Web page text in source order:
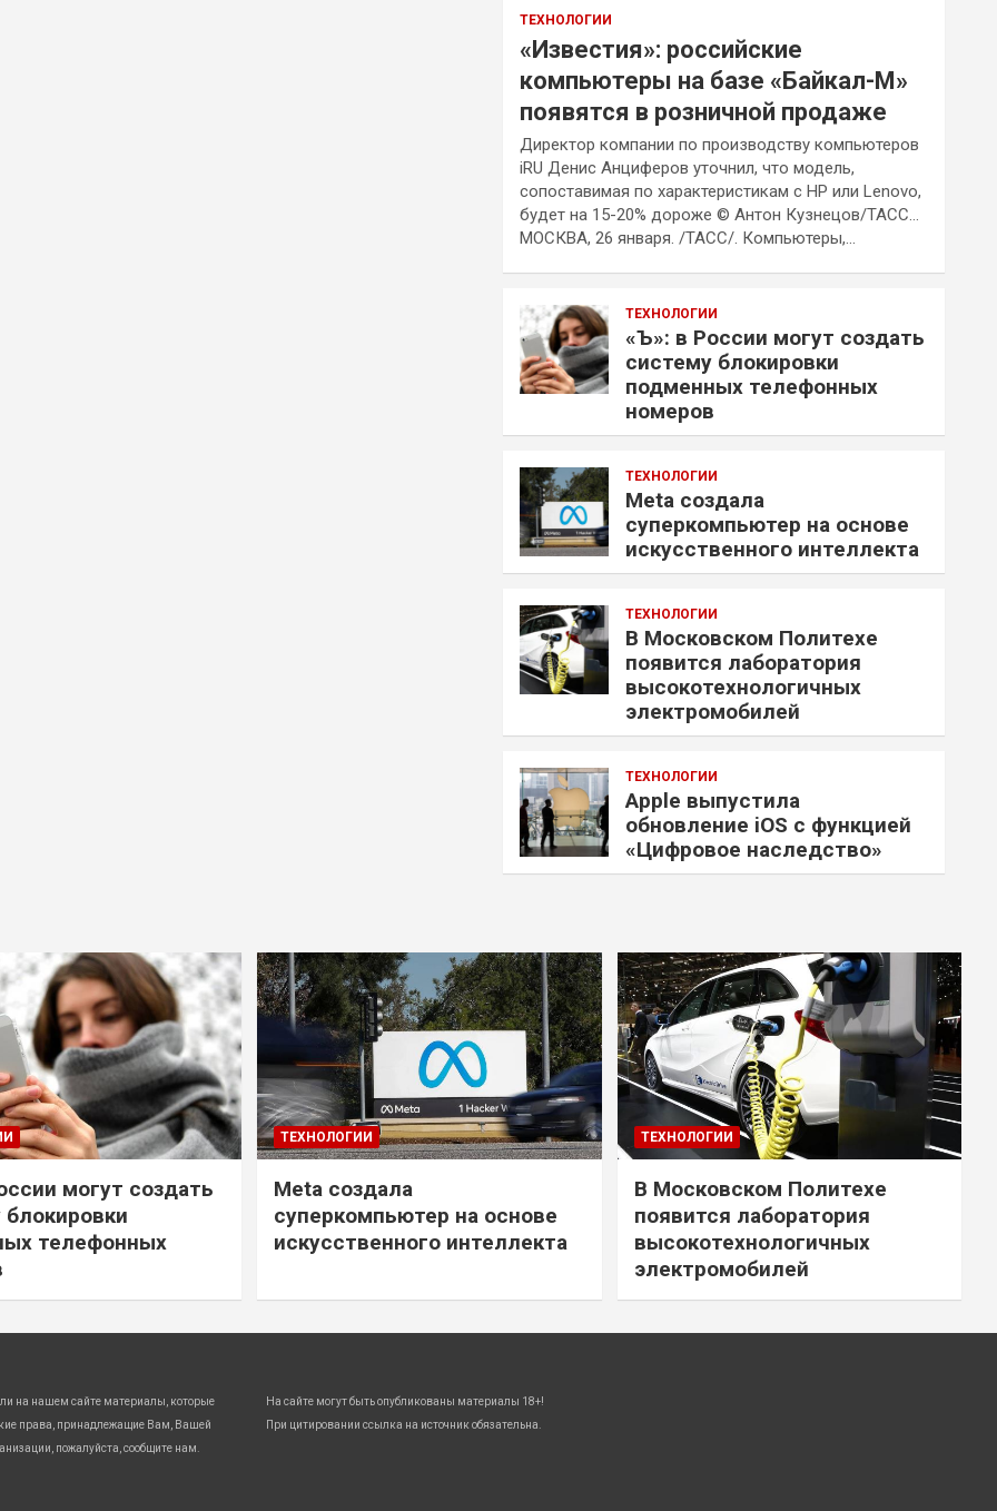
ТЕХНОЛОГИИ
«Известия»: российские
компьютеры на базе «Байкал-М»
появятся в розничной продаже
Директор компании по производству компьютеров
iRU Денис Анциферов уточнил, что модель,
сопоставимая по характеристикам с HP или Lenovo,
будет на 15-20% дороже © Антон Кузнецов/ТАСС…
МОСКВА, 26 января. /ТАСС/. Компьютеры,…
ТЕХНОЛОГИИ
«Ъ»: в России могут создать
систему блокировки
подменных телефонных
номеров
ТЕХНОЛОГИИ
Meta создала
суперкомпьютер на основе
искусственного интеллекта
ТЕХНОЛОГИИ
В Московском Политехе
появится лаборатория
высокотехнологичных
электромобилей
ТЕХНОЛОГИИ
Apple выпустила
обновление iOS с функцией
«Цифровое наследство»
могут создать
телефонных
ТЕХНОЛОГИИ
Meta создала
суперкомпьютер на основе
искусственного интеллекта
ТЕХНОЛОГИИ
В Московском Политехе
появится лаборатория
высокотехнологичных
электромобилей
на нашем сайте материалы, которые
права, принадлежащие Вам, Вашей
пожалуйста, сообщите нам.
На сайте могут быть опубликованы материалы 18+!
При цитировании ссылка на источник обязательна.